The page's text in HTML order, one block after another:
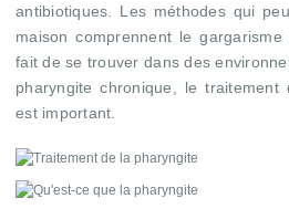
antibiotiques. Les méthodes qui
maison comprennent le
fait de se trouver dans des
pharyngite chronique, le traitement
est important.